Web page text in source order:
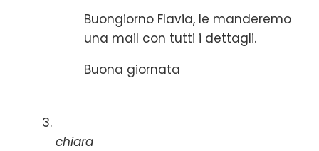
Buongiorno Flavia, le manderemo
una mail con tutti i dettagli.
Buona giornata
chiara